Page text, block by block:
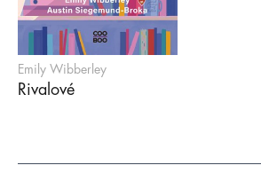
Emily Wibberley
Rivalové